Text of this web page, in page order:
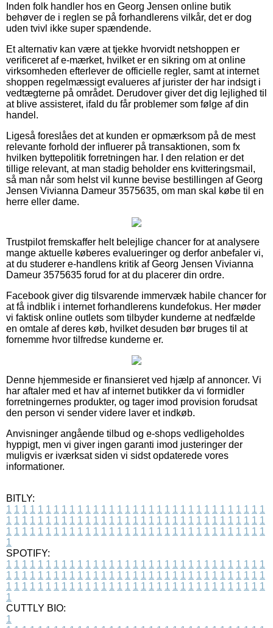
Inden folk handler hos en Georg Jensen online butik
behøver de i reglen se på forhandlerens vilkår, det er dog
uden tvivl ikke super spændende.
Et alternativ kan være at tjekke hvorvidt netshoppen er
verificeret af e-mærket, hvilket er en sikring om at online
virksomheden efterlever de officielle regler, samt at internet
shoppen regelmæssigt evalueres af jurister der har indsigt i
vedtægterne på området. Derudover giver det dig lejlighed til
at blive assisteret, ifald du får problemer som følge af din
handel.
Ligeså foreslåes det at kunden er opmærksom på de mest
relevante forhold der influerer på transaktionen, som fx
hvilken byttepolitik forretningen har. I den relation er det
tillige relevant, at man stadig beholder ens kvitteringsmail,
så man når som helst vil kunne bevise bestillingen af Georg
Jensen Vivianna Dameur 3575635, om man skal købe til en
herre eller dame.
Trustpilot fremskaffer helt belejlige chancer for at analysere
mange aktuelle køberes evalueringer og derfor anbefaler vi,
at du studerer e-handlens kritik af Georg Jensen Vivianna
Dameur 3575635 forud for at du placerer din ordre.
Facebook giver dig tilsvarende immervæk habile chancer for
at få indblik i internet forhandlerens kundefokus. Her møder
vi faktisk online outlets som tilbyder kunderne at nedfælde
en omtale af deres køb, hvilket desuden bør bruges til at
fornemme hvor tilfredse kunderne er.
Denne hjemmeside er finansieret ved hjælp af annoncer. Vi
har aftaler med et hav af internet butikker da vi formidler
forretningernes produkter, og tager imod provision forudsat
den person vi sender videre laver et indkøb.
Anvisninger angående tilbud og e-shops vedligeholdes
hyppigt, men vi giver ingen garanti imod justeringer der
muligvis er iværksat siden vi sidst opdaterede vores
informationer.
BITLY:
1 1 1 1 1 1 1 1 1 1 1 1 1 1 1 1 1 1 1 1 1 1 1 1 1 1 1 1 1 1 1 1 1
1 1 1 1 1 1 1 1 1 1 1 1 1 1 1 1 1 1 1 1 1 1 1 1 1 1 1 1 1 1 1 1 1
1 1 1 1 1 1 1 1 1 1 1 1 1 1 1 1 1 1 1 1 1 1 1 1 1 1 1 1 1 1 1 1 1
1
SPOTIFY:
1 1 1 1 1 1 1 1 1 1 1 1 1 1 1 1 1 1 1 1 1 1 1 1 1 1 1 1 1 1 1 1 1
1 1 1 1 1 1 1 1 1 1 1 1 1 1 1 1 1 1 1 1 1 1 1 1 1 1 1 1 1 1 1 1 1
1 1 1 1 1 1 1 1 1 1 1 1 1 1 1 1 1 1 1 1 1 1 1 1 1 1 1 1 1 1 1 1 1
1
CUTTLY BIO:
1